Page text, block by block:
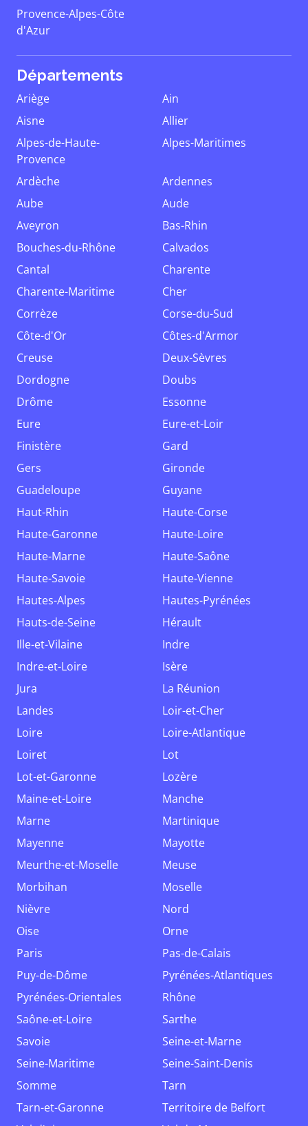
Provence-Alpes-Côte
d'Azur
Départements
Ariège
Ain
Aisne
Allier
Alpes-de-Haute-
Provence
Alpes-Maritimes
Ardèche
Ardennes
Aube
Aude
Aveyron
Bas-Rhin
Bouches-du-Rhône
Calvados
Cantal
Charente
Charente-Maritime
Cher
Corrèze
Corse-du-Sud
Côte-d'Or
Côtes-d'Armor
Creuse
Deux-Sèvres
Dordogne
Doubs
Drôme
Essonne
Eure
Eure-et-Loir
Finistère
Gard
Gers
Gironde
Guadeloupe
Guyane
Haut-Rhin
Haute-Corse
Haute-Garonne
Haute-Loire
Haute-Marne
Haute-Saône
Haute-Savoie
Haute-Vienne
Hautes-Alpes
Hautes-Pyrénées
Hauts-de-Seine
Hérault
Ille-et-Vilaine
Indre
Indre-et-Loire
Isère
Jura
La Réunion
Landes
Loir-et-Cher
Loire
Loire-Atlantique
Loiret
Lot
Lot-et-Garonne
Lozère
Maine-et-Loire
Manche
Marne
Martinique
Mayenne
Mayotte
Meurthe-et-Moselle
Meuse
Morbihan
Moselle
Nièvre
Nord
Oise
Orne
Paris
Pas-de-Calais
Puy-de-Dôme
Pyrénées-Atlantiques
Pyrénées-Orientales
Rhône
Saône-et-Loire
Sarthe
Savoie
Seine-et-Marne
Seine-Maritime
Seine-Saint-Denis
Somme
Tarn
Tarn-et-Garonne
Territoire de Belfort